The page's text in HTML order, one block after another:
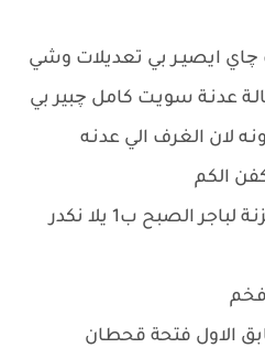
چاي ايصيـر بي تعديلات وشي
گالـة عدنـة سويـت كامل چبير بي
لان الغرف الي عدنـه
الكم
گالوا اي نـاخذ السويـت حچزنـة لباجر الصبح ب1 يلا نكدر
الاول فتحة قحطان